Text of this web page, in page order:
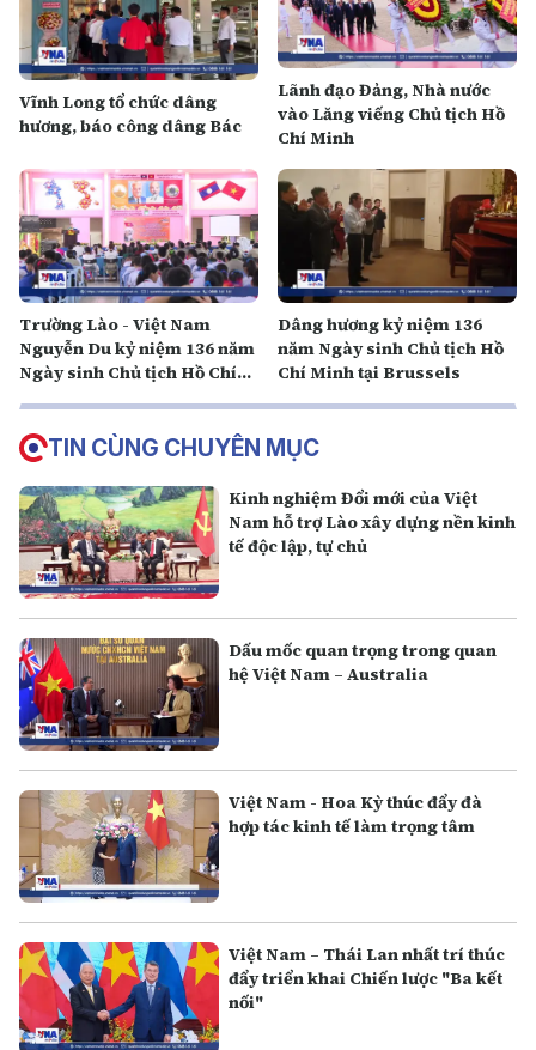
Vĩnh Long tổ chức dâng
hương, báo công dâng Bác
Lãnh đạo Đảng, Nhà nước
vào Lăng viếng Chủ tịch Hồ
Chí Minh
Trường Lào - Việt Nam
Nguyễn Du kỷ niệm 136 năm
Ngày sinh Chủ tịch Hồ Chí
Dâng hương kỷ niệm 136
năm Ngày sinh Chủ tịch Hồ
Chí Minh tại Brussels
TIN CÙNG CHUYÊN MỤC
Kinh nghiệm Đổi mới của Việt
Nam hỗ trợ Lào xây dựng nền kinh
tế độc lập, tự chủ
Dấu mốc quan trọng trong quan
hệ Việt Nam – Australia
Việt Nam - Hoa Kỳ thúc đẩy đà
hợp tác kinh tế làm trọng tâm
Việt Nam – Thái Lan nhất trí thúc
đẩy triển khai Chiến lược "Ba kết
nối"